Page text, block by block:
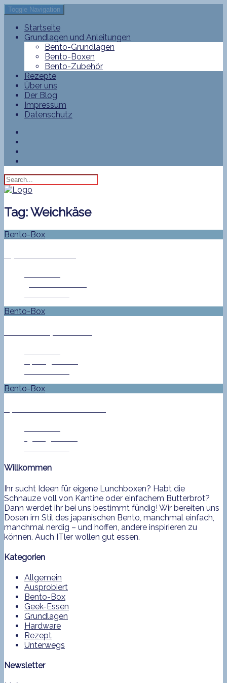
Toggle Navigation
Startseite
Grundlagen und Anleitungen
Bento-Grundlagen
Bento-Boxen
Bento-Zubehör
Rezepte
Über uns
Der Blog
Impressum
Datenschutz
Tag:Weichkäse
Bento-Box
Bento-Box
Bento-Box
Willkommen
Ihr sucht Ideen für eigene Lunchboxen? Habt die
Schnauze voll von Kantine oder einfachem Butterbrot?
Dann werdet ihr bei uns bestimmt fündig! Wir bereiten uns
Dosen im Stil des japanischen Bento, manchmal einfach,
manchmal nerdig – und hoffen, andere inspirieren zu
können. Auch ITler wollen gut essen.
Kategorien
Allgemein
Ausprobiert
Bento-Box
Geek-Essen
Grundlagen
Hardware
Rezept
Unterwegs
Newsletter